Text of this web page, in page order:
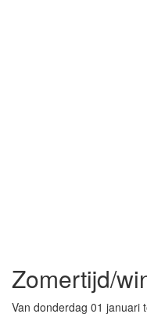
Zomertijd/
Van donderdag 01 januari